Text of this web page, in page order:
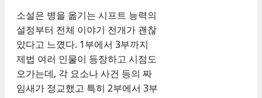
소설은 병을 옮기는 시프트 능력의
설정부터 전체 이야기 전개가 괜찮
았다고 느꼈다. 1부에서 3부까지
제법 여러 인물이 등장하고 시점도
오가는데, 각 요소나 사건 등의 짜
임새가 정교했고 특히 2부에서 3부